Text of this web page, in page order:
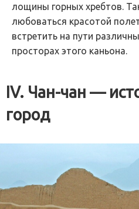
лощины горных хребтов.
любоваться красотой
встретить на пути
просторах этого каньона.
IV. Чан-чан —
город